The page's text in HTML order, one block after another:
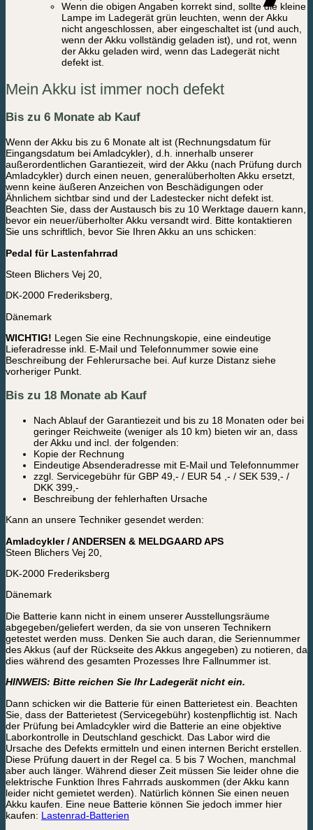
Wenn die obigen Angaben korrekt sind, sollte die kleine
Lampe im Ladegerät grün leuchten, wenn der Akku
nicht angeschlossen, aber eingeschaltet ist (und auch,
wenn der Akku vollständig geladen ist), und rot, wenn
der Akku geladen wird, wenn das Ladegerät nicht
defekt ist.
Mein Akku ist immer noch defekt
Bis zu 6 Monate ab Kauf
Wenn der Akku bis zu 6 Monate alt ist (Rechnungsdatum für
Eingangsdatum bei Amladcykler), d.h. innerhalb unserer
außerordentlichen Garantiezeit, wird der Akku (nach Prüfung durch
Amladcykler) durch einen neuen, generalüberholten Akku ersetzt,
wenn keine äußeren Anzeichen von Beschädigungen oder
Ähnlichem sichtbar sind und der Ladestecker nicht defekt ist.
Beachten Sie, dass der Austausch bis zu 10 Werktage dauern kann,
bevor ein neuer/überholter Akku versandt wird. Bitte kontaktieren
Sie uns schriftlich, bevor Sie Ihren Akku an uns schicken:
Pedal für Lastenfahrrad
Steen Blichers Vej 20,
DK-2000 Frederiksberg,
Dänemark
WICHTIG! Legen Sie eine Rechnungskopie, eine eindeutige
Lieferadresse inkl. E-Mail und Telefonnummer sowie eine
Beschreibung der Fehlerursache bei. Auf kurze Distanz siehe
vorheriger Punkt.
Bis zu 18 Monate ab Kauf
Nach Ablauf der Garantiezeit und bis zu 18 Monaten oder bei
geringer Reichweite (weniger als 10 km) bieten wir an, dass
der Akku und incl. der folgenden:
Kopie der Rechnung
Eindeutige Absenderadresse mit E-Mail und Telefonnummer
zzgl. Servicegebühr für GBP 49,- / EUR 54 ,- / SEK 539,- /
DKK 399,-
Beschreibung der fehlerhaften Ursache
Kann an unsere Techniker gesendet werden:
Amladcykler / ANDERSEN & MELDGAARD APS
Steen Blichers Vej 20,
DK-2000 Frederiksberg
Dänemark
Die Batterie kann nicht in einem unserer Ausstellungsräume
abgegeben/geliefert werden, da sie von unseren Technikern
getestet werden muss. Denken Sie auch daran, die Seriennummer
des Akkus (auf der Rückseite des Akkus angegeben) zu notieren, da
dies während des gesamten Prozesses Ihre Fallnummer ist.
HINWEIS: Bitte reichen Sie Ihr Ladegerät nicht ein.
Dann schicken wir die Batterie für einen Batterietest ein. Beachten
Sie, dass der Batterietest (Servicegebühr) kostenpflichtig ist. Nach
der Prüfung bei Amladcykler wird die Batterie an eine objektive
Laborkontrolle in Deutschland geschickt. Das Labor wird die
Ursache des Defekts ermitteln und einen internen Bericht erstellen.
Diese Prüfung dauert in der Regel ca. 5 bis 7 Wochen, manchmal
aber auch länger. Während dieser Zeit müssen Sie leider ohne die
elektrische Funktion Ihres Fahrrads auskommen (der Akku kann
leider nicht gemietet werden). Natürlich können Sie einen neuen
Akku kaufen. Eine neue Batterie können Sie jedoch immer hier
kaufen: Lastenrad-Batterien